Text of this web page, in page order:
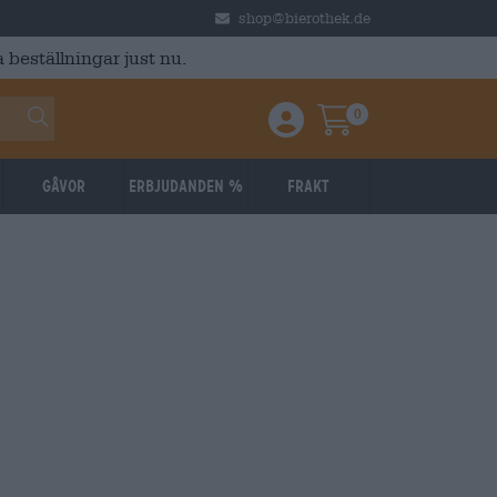
shop@bierothek.de
just nu.
Einloggen / Anmelden
Warenkorb
0
Gåvor Erbjudanden % Frakt